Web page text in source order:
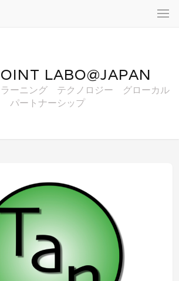
LABO@JAPAN
ーニング テクノロジー グローカル
パートナーシップ